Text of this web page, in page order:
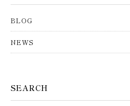
BLOG
NEWS
SEARCH